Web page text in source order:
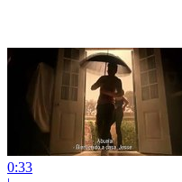
0:33